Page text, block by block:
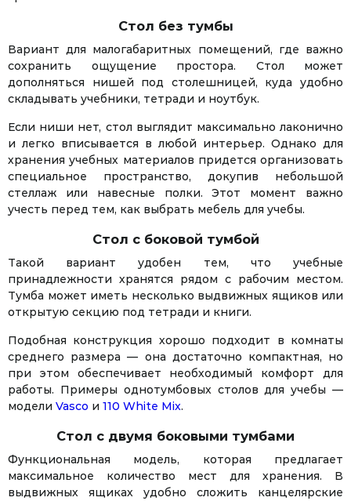
Стол без тумбы
Вариант для малогабаритных помещений, где важно
сохранить ощущение простора. Стол может
дополняться нишей под столешницей, куда удобно
складывать учебники, тетради и ноутбук.
Если ниши нет, стол выглядит максимально лаконично
и легко вписывается в любой интерьер. Однако для
хранения учебных материалов придется организовать
специальное пространство, докупив небольшой
стеллаж или навесные полки. Этот момент важно
учесть перед тем, как выбрать мебель для учебы.
Стол с боковой тумбой
Такой вариант удобен тем, что учебные
принадлежности хранятся рядом с рабочим местом.
Тумба может иметь несколько выдвижных ящиков или
открытую секцию под тетради и книги.
Подобная конструкция хорошо подходит в комнаты
среднего размера — она достаточно компактная, но
при этом обеспечивает необходимый комфорт для
работы. Примеры однотумбовых столов для учебы —
модели Vasco и 110 White Mix.
Стол с двумя боковыми тумбами
Функциональная модель, которая предлагает
максимальное количество мест для хранения. В
выдвижных ящиках удобно сложить канцелярские